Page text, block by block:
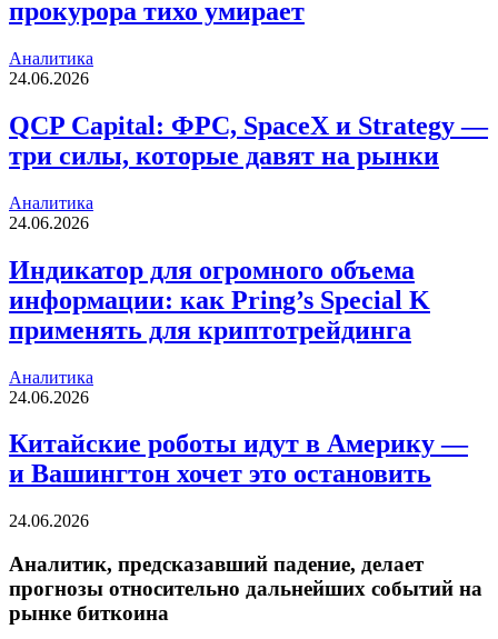
прокурора тихо умирает
Аналитика
24.06.2026
QCP Capital: ФРС, SpaceX и Strategy —
три силы, которые давят на рынки
Аналитика
24.06.2026
Индикатор для огромного объема
информации: как Pring’s Special K
применять для криптотрейдинга
Аналитика
24.06.2026
Китайские роботы идут в Америку —
и Вашингтон хочет это остановить
24.06.2026
Аналитик, предсказавший падение, делает
прогнозы относительно дальнейших событий на
рынке биткоина